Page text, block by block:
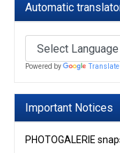
Automatic
Powered by Translate
Important Notices
PHOTOGALERIE